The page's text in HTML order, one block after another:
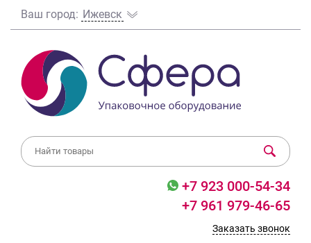
Ваш город: Ижевск
+7 923 000-54-34
+7 961 979-46-65
Заказать звонок